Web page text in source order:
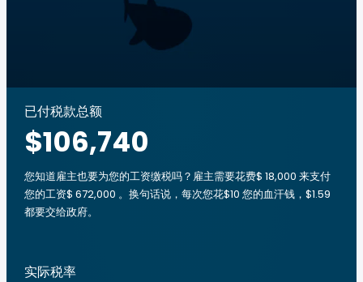
已付税款总额
$106,740
您知道雇主也要为您的工资缴税吗？雇主需要花费$ 18,000 来支付
您的工资$ 672,000 。换句话说，每次您花$10 您的血汗钱，$1.59
都要交给政府。
实际税率